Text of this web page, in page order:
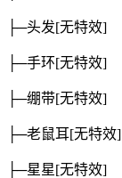
├─头发[无特效]
├─手环[无特效]
├─绷带[无特效]
├─老鼠耳[无特效]
├─星星[无特效]